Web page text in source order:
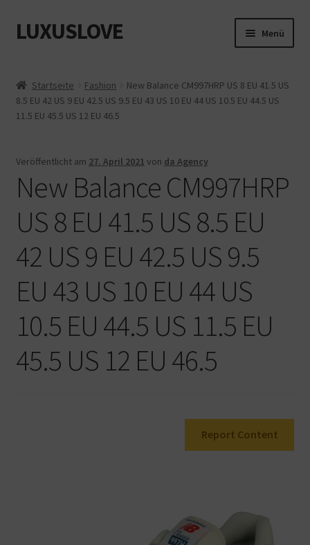
Zur
Navigation
Zum
Inhalt
LUXUSLOVE Menü
Cookie-Richtlinie (EU)
Impressum
Kasse
Mein Konto
Shop
Warenkorb
Startseite Fashion
New Balance CM997HRP US 8 EU 41.5 US
8.5 EU 42 US 9 EU 42.5 US 9.5 EU 43 US 10 EU 44 US 10.5 EU 44.5 US
11.5 EU 45.5 US 12 EU 46.5
Veröffentlicht am 27. April 2021 von da Agency
New Balance CM997HRP
US 8 EU 41.5 US 8.5 EU
42 US 9 EU 42.5 US 9.5
EU 43 US 10 EU 44 US
10.5 EU 44.5 US 11.5 EU
45.5 US 12 EU 46.5
Report Content